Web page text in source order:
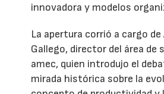
innovadora y modelos
La apertura corrió a cargo de
Gallego, director del área de
amec, quien introdujo el
mirada histórica sobre la